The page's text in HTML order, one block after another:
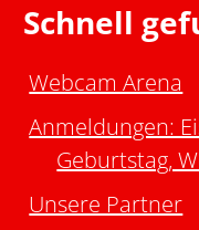
Schnell
Webcam Arena
Anmeldungen:
Geburtstag,
Unsere Partner